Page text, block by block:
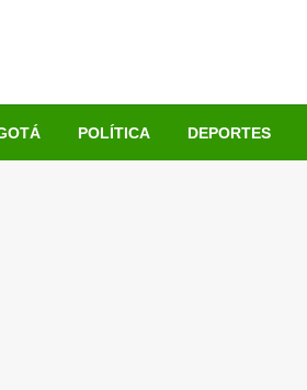
POLÍTICA DEPORTES